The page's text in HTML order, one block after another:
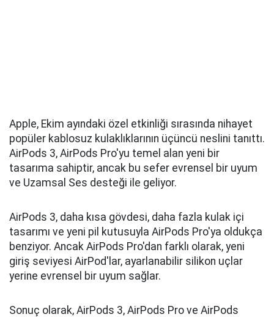
Apple, Ekim ayındaki özel etkinliği sırasında nihayet
popüler kablosuz kulaklıklarının üçüncü neslini tanıttı.
AirPods 3, AirPods Pro'yu temel alan yeni bir
tasarıma sahiptir, ancak bu sefer evrensel bir uyum
ve Uzamsal Ses desteği ile geliyor.
AirPods 3, daha kısa gövdesi, daha fazla kulak içi
tasarımı ve yeni pil kutusuyla AirPods Pro'ya oldukça
benziyor. Ancak AirPods Pro'dan farklı olarak, yeni
giriş seviyesi AirPod'lar, ayarlanabilir silikon uçlar
yerine evrensel bir uyum sağlar.
Sonuç olarak, AirPods 3, AirPods Pro ve AirPods